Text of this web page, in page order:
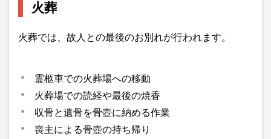
火葬
火葬では、故人との最後のお別れが行われます。
霊柩車での火葬場への移動
火葬場での読経や最後の焼香
収骨と遺骨を骨壺に納める作業
喪主による骨壺の持ち帰り